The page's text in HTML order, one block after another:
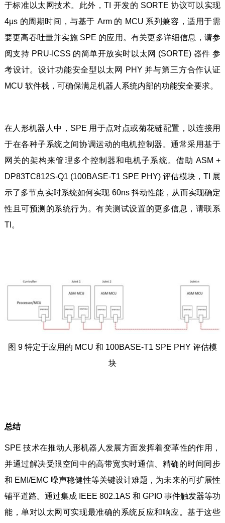
于标准以太网技术。此外，TI 开发的 SORTE 协议可以实现
4μs 的周期时间，与基于 Arm 的 MCU 系列兼容，适用于需
要更高吞吐量并实施 SPE 的应用。有关更多详细信息，请参
阅支持 PRU-ICSS 的简单开放实时以太网 (SORTE) 器件 参
考设计。设计功能安全型以太网 PHY 并与第三方合作认证
MCU 软件栈，可确保满足机器人系统内部的功能安全要求。
在人形机器人中，SPE 用于点对点或菊花链配置，以连接用
于在各种子系统之间协调运动的电机控制器。通常采用基于
网关的架构来管理多个控制器和电机子系统。借助 ASM +
DP83TC812S-Q1 (100BASE-T1 SPE PHY) 评估模块，TI 展
示了多节点实时系统如何实现 60ns 抖动性能，从而实现确定
性且可预测的系统行为。有关测试设置的更多信息，请联系
TI。
图 9 特定于应用的 MCU 和 100BASE-T1 SPE PHY 评估模
块
总结
SPE 技术在推动人形机器人发展方面发挥着变革性的作用，
并通过解决受限空间中的高带宽实时通信、精确的时间同步
和 EMI/EMC 噪声稳健性等关键设计难题，为未来的可扩展性
铺平道路。通过集成 IEEE 802.1AS 和 GPIO 事件触发器等功
能，单对以太网可实现最准确的系统反应和响应。基于这些